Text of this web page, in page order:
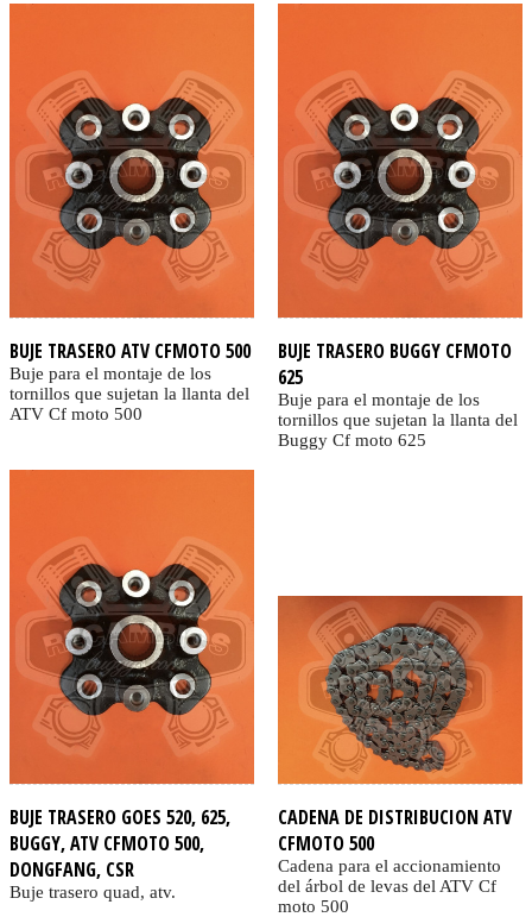
BUJE TRASERO ATV CFMOTO 500
Buje para el montaje de los
tornillos que sujetan la llanta del
ATV Cf moto 500
BUJE TRASERO BUGGY CFMOTO
625
Buje para el montaje de los
tornillos que sujetan la llanta del
Buggy Cf moto 625
BUJE TRASERO GOES 520, 625,
BUGGY, ATV CFMOTO 500,
DONGFANG, CSR
Buje trasero quad, atv.
CADENA DE DISTRIBUCION ATV
CFMOTO 500
Cadena para el accionamiento
del árbol de levas del ATV Cf
moto 500